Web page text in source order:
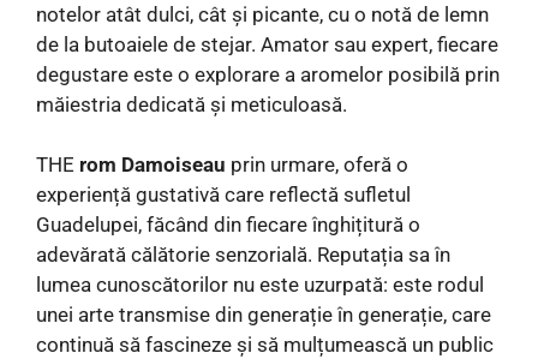
notelor atât dulci, cât și picante, cu o notă de lemn
de la butoaiele de stejar. Amator sau expert, fiecare
degustare este o explorare a aromelor posibilă prin
măiestria dedicată și meticuloasă.
THE rom Damoiseau prin urmare, oferă o
experiență gustativă care reflectă sufletul
Guadelupei, făcând din fiecare înghițitură o
adevărată călătorie senzorială. Reputația sa în
lumea cunoscătorilor nu este uzurpată: este rodul
unei arte transmise din generație în generație, care
continuă să fascineze și să mulțumească un public